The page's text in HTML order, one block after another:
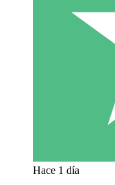
Hace 1 día